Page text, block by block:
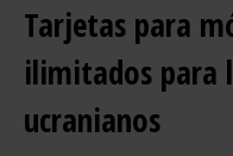
Tarjetas para
ilimitados para
ucranianos